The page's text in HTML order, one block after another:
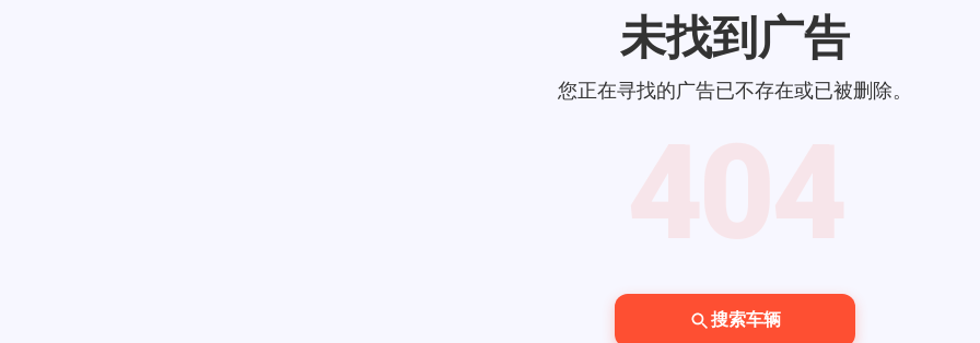
未找到广告
您正在寻找的广告已不存在或已被删除。
搜索车辆